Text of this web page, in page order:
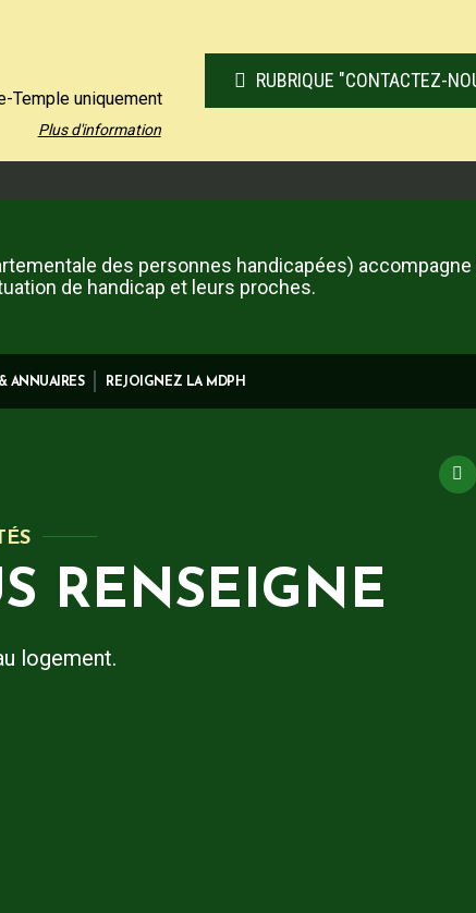
Plus d'information
Temple uniquement
RUBRIQUE "CONTACTEZ-
ANNUAIRES REJOIGNEZ LA MDPH
des personnes handicapées) accompagne
de handicap et leurs proches.
RENSEIGNE
logement.